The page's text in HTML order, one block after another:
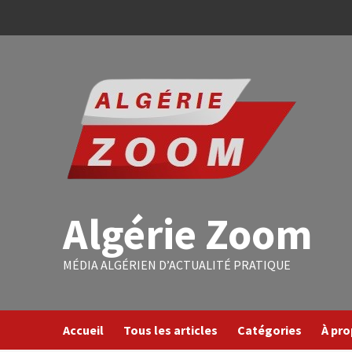
Algérie Zoom
MÉDIA ALGÉRIEN D’ACTUALITÉ PRATIQUE
Accueil Tous les articles Catégories À